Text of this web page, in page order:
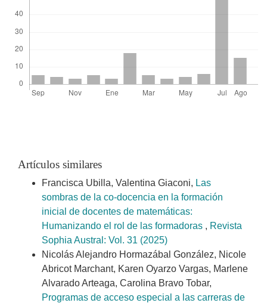
Artículos similares
Francisca Ubilla, Valentina Giaconi, Las
sombras de la co-docencia en la formación
inicial de docentes de matemáticas:
Humanizando el rol de las formadoras , Revista
Sophia Austral: Vol. 31 (2025)
Nicolás Alejandro Hormazábal González, Nicole
Abricot Marchant, Karen Oyarzo Vargas, Marlene
Alvarado Arteaga, Carolina Bravo Tobar,
Programas de acceso especial a las carreras de